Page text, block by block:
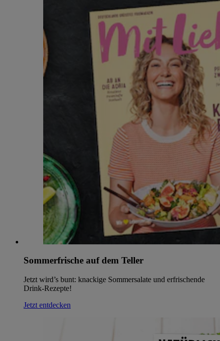
Sommerfrische auf dem Teller
Jetzt wird’s bunt: knackige Sommersalate und erfrischende
Drink-Rezepte!
Jetzt entdecken